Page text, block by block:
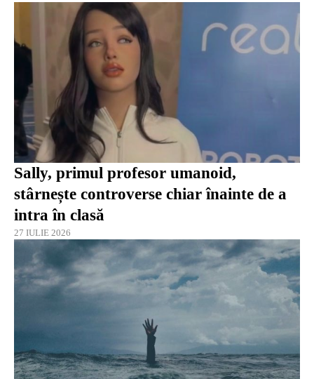
Sally, primul profesor umanoid,
stârnește controverse chiar înainte de a
intra în clasă
27 IULIE 2026